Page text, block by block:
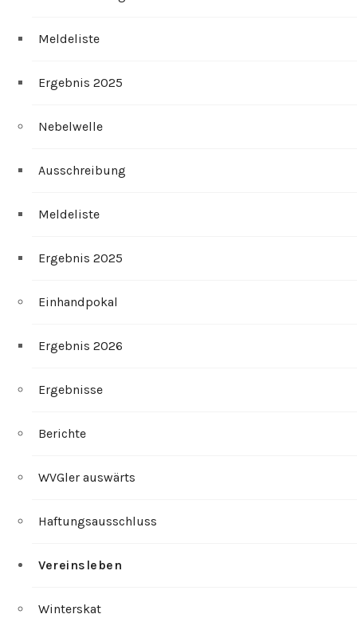
Meldeliste
Ergebnis 2025
Nebelwelle
Ausschreibung
Meldeliste
Ergebnis 2025
Einhandpokal
Ergebnis 2026
Ergebnisse
Berichte
WVGler auswärts
Haftungsausschluss
Vereinsleben
Winterskat